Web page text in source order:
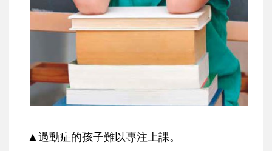
▲過動症的孩子難以專注上課。